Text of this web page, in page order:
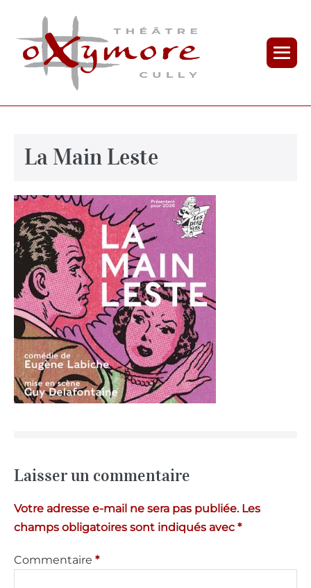
La Main Leste
Laisser un commentaire
Votre adresse e-mail ne sera pas publiée. Les
champs obligatoires sont indiqués avec *
Commentaire *